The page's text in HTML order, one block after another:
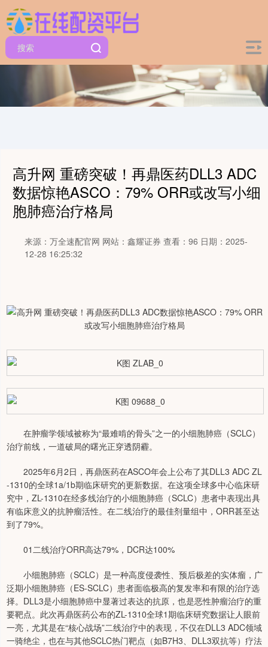
高升网 重磅突破！再鼎医药DLL3 ADC
数据惊艳ASCO：79% ORR或改写小细
胞肺癌治疗格局
来源：万全速配官网 网站：鑫耀证券 查看：96 日期：2025-
12-28 16:25:32
在肿瘤学领域被称为“最难啃的骨头”之一的小细胞肺癌（SCLC）
治疗前线，一道破局的曙光正穿透阴霾。
2025年6月2日，再鼎医药在ASCO年会上公布了其DLL3 ADC ZL
-1310的全球1a/1b期临床研究的更新数据。在这项全球多中心临床研
究中，ZL-1310在经多线治疗的小细胞肺癌（SCLC）患者中表现出具
有临床意义的抗肿瘤活性。在二线治疗的最佳剂量组中，ORR甚至达
到了79%。
01二线治疗ORR高达79%，DCR达100%
小细胞肺癌（SCLC）是一种高度侵袭性、预后极差的实体瘤，广
泛期小细胞肺癌（ES-SCLC）患者面临极高的复发率和有限的治疗选
择。DLL3是小细胞肺癌中显著过表达的抗原，也是恶性肿瘤治疗的重
要靶点。此次再鼎医药公布的ZL-1310全球1期临床研究数据让人眼前
一亮，尤其是在“核心战场”二线治疗中的表现，不仅在DLL3 ADC领域
一骑绝尘，也在与其他SCLC热门靶点（如B7H3、DLL3双抗等）疗法